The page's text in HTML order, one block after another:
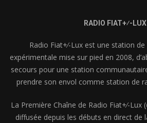
RADIO FIAT+⁄-LUX
Radio Fiat+⁄-Lux est une station
expérimentale mise sur pied en 2008,
secours pour une station
prendre son envol comme station de
La Première Chaîne de Radio Fiat+⁄-Lux (
diffusée depuis les débuts en direct de